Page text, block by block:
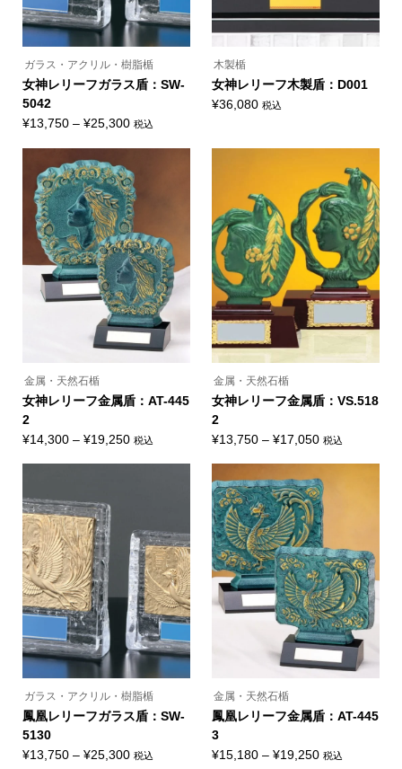
ン
が
あ
り
ま
す。
オ
プ
シ
ョ
は
ー
が
あ
ま
す。
オ
プ
シ
は
か
ら
選
択
で
き
ま
す
ガラス・アクリル・樹脂楯
女神レリーフガラス盾：SW-
5042
¥13,750 – ¥25,300価
¥13,750
–
¥25,300
税込
の
は
リ
ま
す。
オ
プ
シ
ョ
は
ペ
ー
ジ
か
ら
選
択
で
き
ま
木製楯
女神レリーフ木製盾：D001
¥36,080 税込
金属・天然石楯
女神レリーフ金属盾：AT-445
2
¥14,300 – ¥19,250価
¥19,250
税込
の
に
は
複
数
の
バ
リ
エ
ー
シ
ン
が
あ
り
ま
す。
オ
プ
シ
ョ
金属・天然石楯
女神レリーフ金属盾：VS.518
2
¥13,750 –¥17,050価
帯:
¥13,750
–
¥17,050
税込
の
商
品
に
は
複
数
の
バ
リ
エ
ー
シ
ま
す。
オ
プ
シ
ョ
ガラス・アクリル・樹脂楯
鳳凰レリーフガラス盾：SW-
5130
¥13,750 – ¥25,300価税込
金属・天然石楯
鳳凰レリーフ金属盾：AT-445
3
¥15,180 –¥19,250価税込